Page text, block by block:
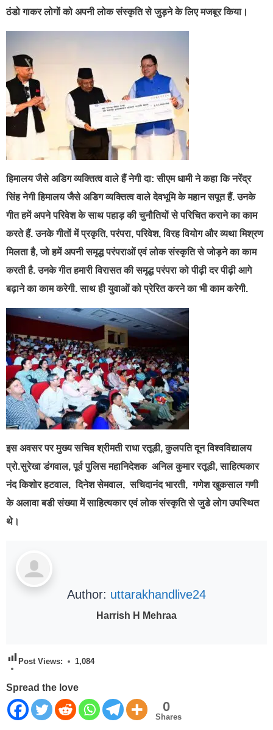
ठंडो गाकर लोगों को अपनी लोक संस्कृति से जुड़ने के लिए मजबूर किया।
हिमालय जैसे अडिग व्यक्तित्व वाले हैं नेगी दा:सीएम धामी ने कहा कि नरेंद्र
सिंह नेगी हिमालय जैसे अडिग व्यक्तित्व वाले देवभूमि के महान सपूत हैं. उनके
गीत हमें अपने परिवेश के साथ पहाड़ की चुनौतियों से परिचित कराने का काम
करते हैं. उनके गीतों में प्रकृति, परंपरा, परिवेश, विरह वियोग और व्यथा मिश्रण
मिलता है, जो हमें अपनी समृद्ध परंपराओं एवं लोक संस्कृति से जोड़ने का काम
करती है. उनके गीत हमारी विरासत की समृद्ध परंपरा को पीढ़ी दर पीढ़ी आगे
बढ़ाने का काम करेगी. साथ ही युवाओं को प्रेरित करने का भी काम करेगी.
इस अवसर पर मुख्य सचिव श्रीमती राधा रतूडी, कुलपति दून विश्वविद्यालय
प्रो.सुरेखा डंगवाल, पूर्व पुलिस महानिदेशक अनिल कुमार रतूडी, साहित्यकार
नंद किशोर हटवाल, दिनेश सेमवाल, सचिदानंद भारती, गणेश खुकसाल गणी
के अलावा बडी संख्या में साहित्यकार एवं लोक संस्कृति से जुडे लोग उपस्थित
थे।
Author: uttarakhandlive24
Harrish H Mehraa
Post Views: 1,084
Spread the love
0
Shares